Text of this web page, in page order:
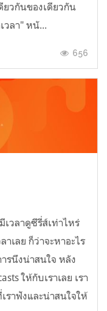
ยวกันของเดียวกัน
วลา" หนั...
656
วลาดูซีรี่ส์เท่าไหร่
าเลย ก็ว่าจะหาอะไร
รนึงน่าสนใจ หลัง
ให้กับเราเลย เรา
ราฟังและน่าสนใจให้